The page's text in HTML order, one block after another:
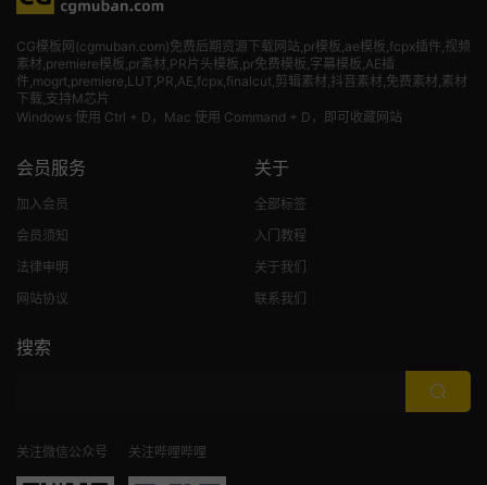
CG模板网(cgmuban.com)免费后期资源下载网站,pr模板,ae模板,fcpx插件,视频
素材 ,premiere模板,pr素材,PR片头模板,pr免费模板,字幕模板,AE插
件,mogrt,premiere,LUT,PR,AE,fcpx,finalcut,剪辑素材,抖音素材,免费素材,素材
下载,支持M芯片
Windows 使用 Ctrl + D，Mac 使用 Command + D，即可收藏网站
会员服务
加入会员
会员须知
法律申明
网站协议
关于
全部标签
入门教程
关于我们
联系我们
搜索
关注微信公众号 关注哔哩哔哩